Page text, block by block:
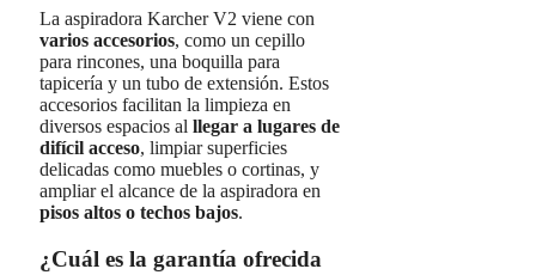
La aspiradora Karcher V2 viene con
varios accesorios, como un cepillo
para rincones, una boquilla para
tapicería y un tubo de extensión. Estos
accesorios facilitan la limpieza en
diversos espacios al llegar a lugares de
difícil acceso, limpiar superficies
delicadas como muebles o cortinas, y
ampliar el alcance de la aspiradora en
pisos altos o techos bajos.
¿Cuál es la garantía ofrecida